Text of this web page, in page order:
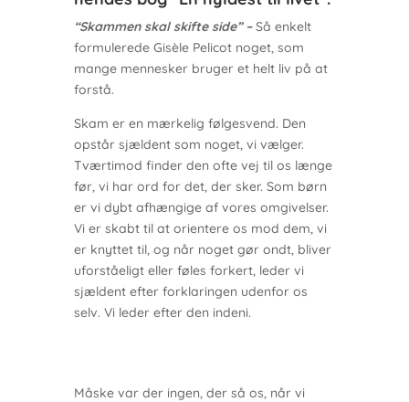
“Skammen skal skifte side” –Så enkelt
formulerede Gisèle Pelicot noget, som
mange mennesker bruger et helt liv på at
forstå.
Skam er en mærkelig følgesvend. Den
opstår sjældent som noget, vi vælger.
Tværtimod finder den ofte vej til os længe
før, vi har ord for det, der sker. Som børn
er vi dybt afhængige af vores omgivelser.
Vi er skabt til at orientere os mod dem, vi
er knyttet til, og når noget gør ondt, bliver
uforståeligt eller føles forkert, leder vi
sjældent efter forklaringen udenfor os
selv. Vi leder efter den indeni.
Måske var der ingen, der så os, når vi